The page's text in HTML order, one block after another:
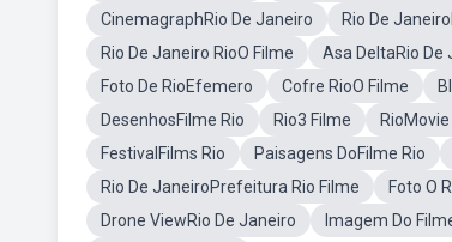
CinemagraphRio De Janeiro
Rio De
Rio De Janeiro RioO Filme
Asa DeltaRio De
Foto De RioEfemero
Cofre RioO Filme
DesenhosFilme Rio
Rio3 Filme
FestivalFilms Rio
Paisagens DoFilme Rio
Rio De JaneiroPrefeitura Rio Filme
Foto O
Drone ViewRio De Janeiro
Imagem Do